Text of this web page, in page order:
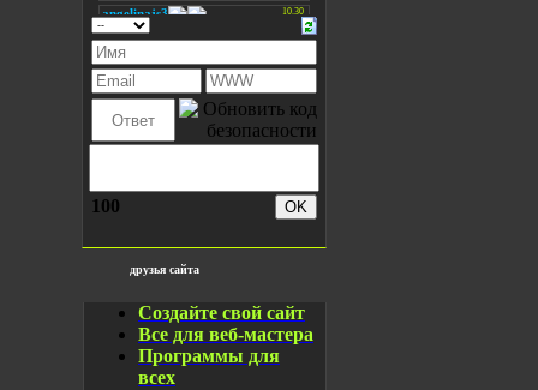
100
друзья сайта
Создайте свой сайт
Все для веб-мастера
Программы для
всех